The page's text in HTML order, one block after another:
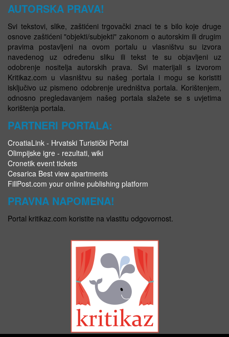
AUTORSKA PRAVA!
Svi tekstovi, slike, zaštićeni trgovački znaci te s bilo koje druge
osnove zaštićeni "objekti/subjekti" zakonom o autorskim ili drugim
pravima postavljeni na ovom portalu u vlasništvu su izvora
navedenog uz određenu sliku ili tekst te su objavljeni uz
odobrenje nositelja autorskih prava. Svi materijali s izvorom
Kritikaz.com u vlasništvu su našeg portala i mogu se koristiti
isključivo uz pismeno odobrenje uredništva portala. Korištenjem,
odnosno pregledavanjem našeg portala slažete se s uvjetima
korištenja portala.
PARTNERI PORTALA:
CroatiaLink - Hrvatski Turistički Portal
Olimpijske igre - rezultati, wiki
Cronetik event tickets
Cesarica Best view apartments
FillPost.com your online publishing platform
PRAVNA NAPOMENA!
Portal kritikaz.com koristite na vlastitu odgovornost.